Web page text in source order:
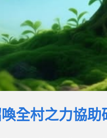
全村之力協助